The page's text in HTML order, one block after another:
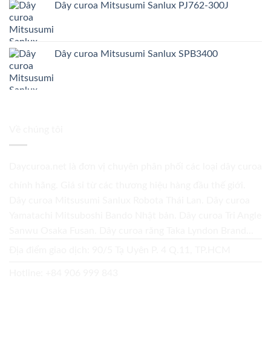
Dây curoa Mitsusumi Sanlux PJ762-300J
Dây curoa Mitsusumi Sanlux SPB3400